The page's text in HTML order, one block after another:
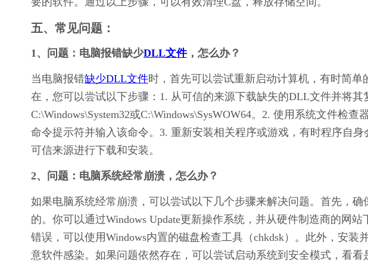
五、常见问题：
1、问题：电脑报错缺少DLL文件，怎么办？
当电脑报错缺少DLL文件时，首先可以尝试重新启动计算机，有时简
在，您可以尝试以下步骤：1. 从可信的来源下载缺失的DLL文件并将其
C:\Windows\System32或C:\Windows\SysWOW64。2. 使用系统文件检查
命令提示符并输入该命令。3. 重新安装相关程序或游戏，有时程序自
可信来源进行下载和安装。
2、问题：电脑系统经常崩溃，怎么办？
如果电脑系统经常崩溃，可以尝试以下几个步骤来解决问题。首先，
的。你可以通过Windows Update更新操作系统，并从硬件制造商的网
错误，可以使用Windows内置的磁盘检查工具（chkdsk）。此外，安装
意软件感染。如果问题依然存在，可以尝试启动系统到安全模式，看